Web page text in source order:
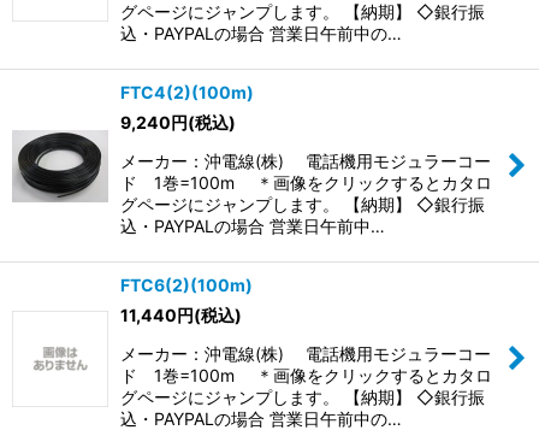
グページにジャンプします。 【納期】 ◇銀行振
込・PAYPALの場合 営業日午前中の…
FTC4(2)(100m)
9,240円(税込)
メーカー：沖電線(株) 電話機用モジュラーコー
ド 1巻=100m ＊画像をクリックするとカタロ
グページにジャンプします。 【納期】 ◇銀行振
込・PAYPALの場合 営業日午前中…
FTC6(2)(100m)
11,440円(税込)
メーカー：沖電線(株) 電話機用モジュラーコー
ド 1巻=100m ＊画像をクリックするとカタロ
グページにジャンプします。 【納期】 ◇銀行振
込・PAYPALの場合 営業日午前中の…